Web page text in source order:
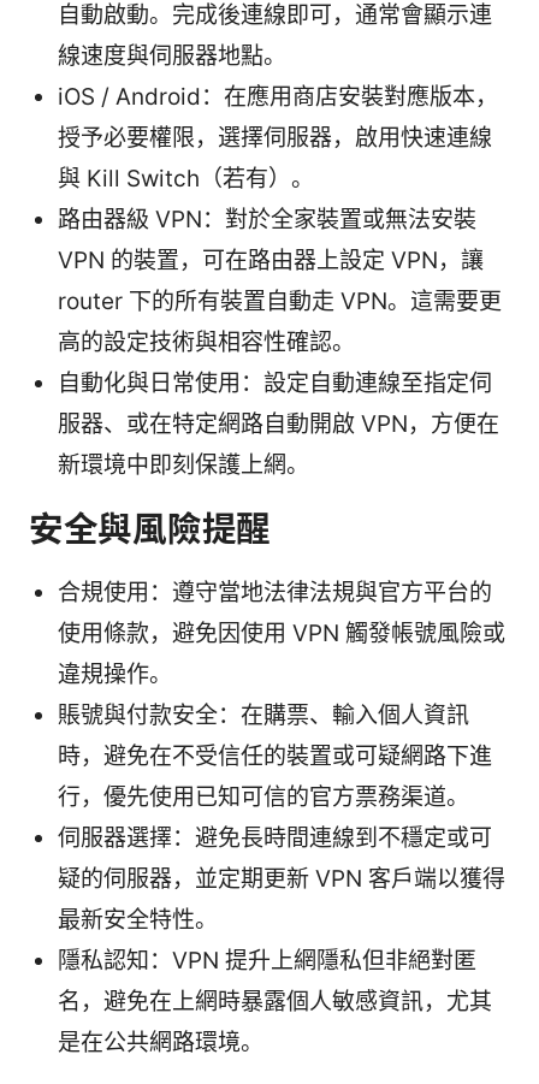
自動啟動。完成後連線即可，通常會顯示連
線速度與伺服器地點。
iOS / Android：在應用商店安裝對應版本，
授予必要權限，選擇伺服器，啟用快速連線
與 Kill Switch（若有）。
路由器級 VPN：對於全家裝置或無法安裝
VPN 的裝置，可在路由器上設定 VPN，讓
router 下的所有裝置自動走 VPN。這需要更
高的設定技術與相容性確認。
自動化與日常使用：設定自動連線至指定伺
服器、或在特定網路自動開啟 VPN，方便在
新環境中即刻保護上網。
安全與風險提醒
合規使用：遵守當地法律法規與官方平台的
使用條款，避免因使用 VPN 觸發帳號風險或
違規操作。
賬號與付款安全：在購票、輸入個人資訊
時，避免在不受信任的裝置或可疑網路下進
行，優先使用已知可信的官方票務渠道。
伺服器選擇：避免長時間連線到不穩定或可
疑的伺服器，並定期更新 VPN 客戶端以獲得
最新安全特性。
隱私認知：VPN 提升上網隱私但非絕對匿
名，避免在上網時暴露個人敏感資訊，尤其
是在公共網路環境。